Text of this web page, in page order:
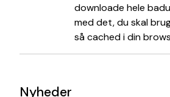
downloade hele
med det, du skal
så cached i din
Nyheder